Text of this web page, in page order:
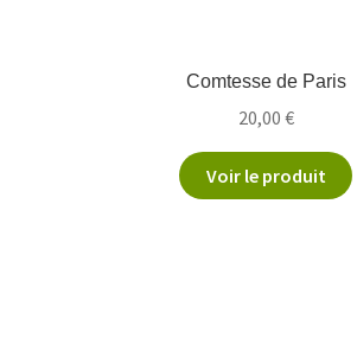
Comtesse de Paris
20,00 €
Voir le produit